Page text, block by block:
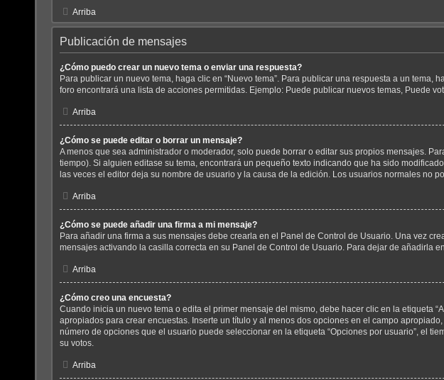
Arriba
Publicación de mensajes
¿Cómo puedo crear un nuevo tema o enviar una respuesta?
Para publicar un nuevo tema, haga clic en “Nuevo tema”. Para publicar una respuesta a un
foro encontrará una lista de acciones permitidas. Ejemplo: Puede publicar nuevos temas, Puede
Arriba
¿Cómo se puede editar o borrar un mensaje?
A menos que sea administrador o moderador, solo puede borrar o editar sus propios mensajes.
tiempo). Si alguien editase su tema, encontrará un pequeño texto indicando que ha sido
las veces el editor deja su nombre de usuario y la causa de la edición. Los usuarios normales no
Arriba
¿Cómo se puede añadir una firma a mi mensaje?
Para añadir una firma a sus mensajes debe crearla en el Panel de Control de Usuario. Una vez
mensajes activando la casilla correcta en su Panel de Control de Usuario. Para dejar de añadirla
Arriba
¿Cómo creo una encuesta?
Cuando inicia un nuevo tema o edita el primer mensaje del mismo, debe hacer clic en la etiqueta
apropiados para crear encuestas. Inserte un título y al menos dos opciones en el campo
número de opciones que el usuario puede seleccionar en la etiqueta “Opciones por usuario”, el
su votos.
Arriba